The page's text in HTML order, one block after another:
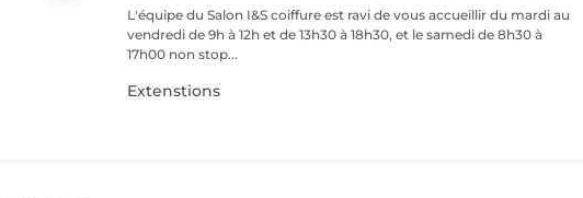
L'équipe du Salon I&S coiffure est ravi de vous accueillir du mardi au
vendredi de 9h à 12h et de 13h30 à 18h30, et le samedi de 8h30 à
17h00 non stop...
Extenstions